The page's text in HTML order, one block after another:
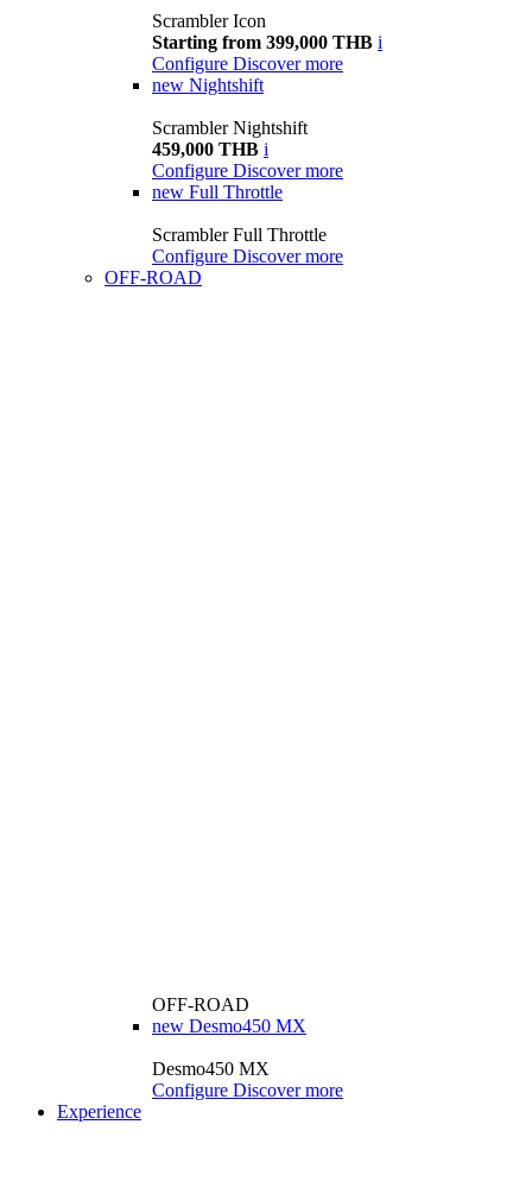
Scrambler Icon
Starting from 399,000 THB i
Configure Discover more
new Nightshift
Scrambler Nightshift
459,000 THB i
Configure Discover more
new Full Throttle
Scrambler Full Throttle
Configure Discover more
OFF-ROAD
OFF-ROAD
new Desmo450 MX
Desmo450 MX
Configure Discover more
Experience